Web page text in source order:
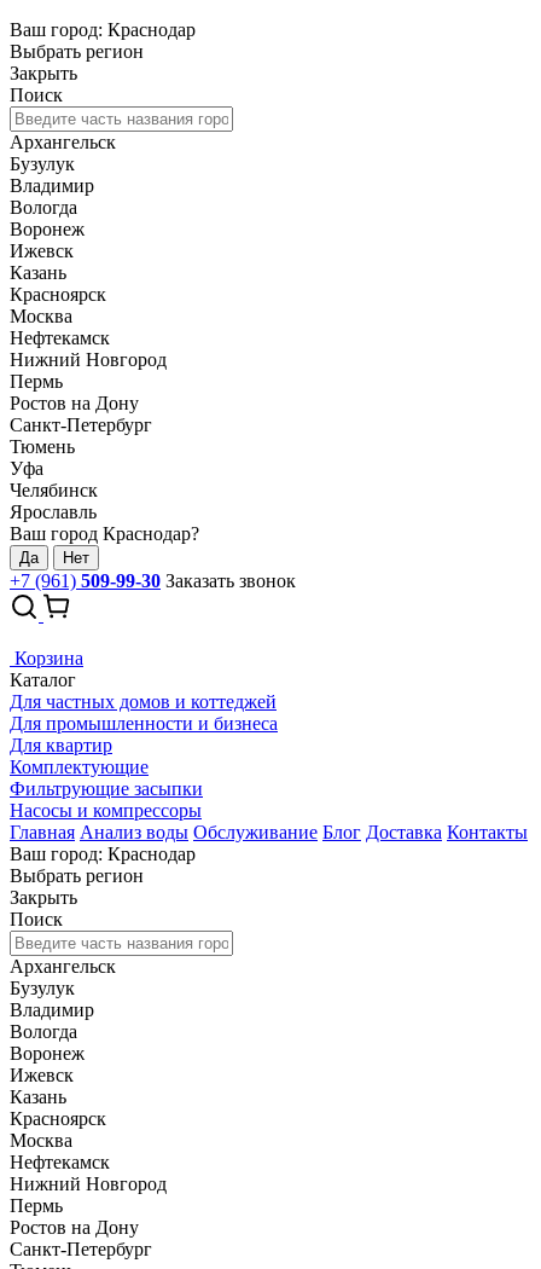
Ваш город: Краснодар
Выбрать регион
Закрыть
Поиск
Архангельск
Бузулук
Владимир
Вологда
Воронеж
Ижевск
Казань
Красноярск
Москва
Нефтекамск
Нижний Новгород
Пермь
Ростов на Дону
Санкт-Петербург
Тюмень
Уфа
Челябинск
Ярославль
Ваш город Краснодар?
Да Нет
+7 (961) 509-99-30 Заказать звонок
Корзина
Каталог
Для частных домов и коттеджей
Для промышленности и бизнеса
Для квартир
Комплектующие
Фильтрующие засыпки
Насосы и компрессоры
Главная Анализ воды Обслуживание Блог Доставка Контакты
Ваш город: Краснодар
Выбрать регион
Закрыть
Поиск
Архангельск
Бузулук
Владимир
Вологда
Воронеж
Ижевск
Казань
Красноярск
Москва
Нефтекамск
Нижний Новгород
Пермь
Ростов на Дону
Санкт-Петербург